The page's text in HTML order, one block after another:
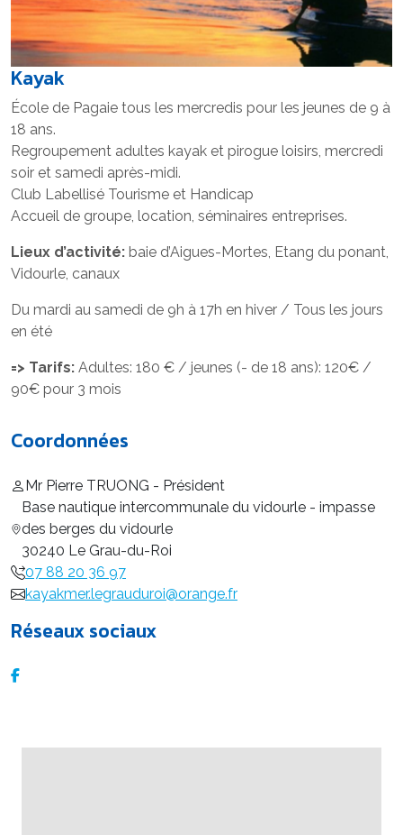
Kayak
École de Pagaie tous les mercredis pour les jeunes de 9 à
18 ans.
Regroupement adultes kayak et pirogue loisirs, mercredi
soir et samedi après-midi.
Club Labellisé Tourisme et Handicap
Accueil de groupe, location, séminaires entreprises.
Lieux d’activité: baie d’Aigues-Mortes, Etang du ponant,
Vidourle, canaux
Du mardi au samedi de 9h à 17h en hiver / Tous les jours
en été
=> Tarifs: Adultes: 180 € / jeunes (- de 18 ans): 120€ /
90€ pour 3 mois
Coordonnées
Mr Pierre TRUONG - Président
Base nautique intercommunale du vidourle - impasse
des berges du vidourle
30240 Le Grau-du-Roi
07 88 20 36 97
kayakmer.legrauduroi@orange.fr
Réseaux sociaux